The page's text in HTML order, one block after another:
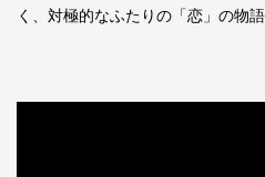
く、対極的なふたりの「恋」の物語